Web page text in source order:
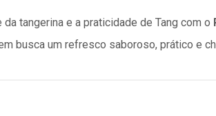
tangerina e a praticidade de Tang com o
busca um refresco saboroso, prático e